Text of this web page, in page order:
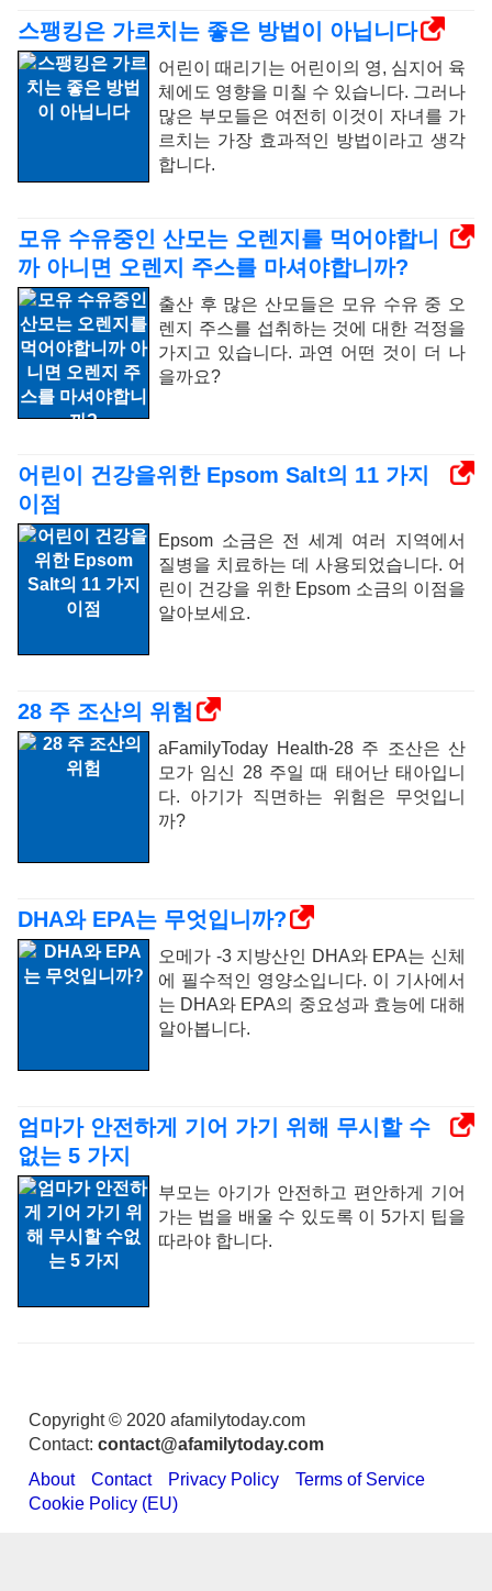
스팽킹은 가르치는 좋은 방법이 아닙니다
어린이 때리기는 어린이의 영, 심지어 육
체에도 영향을 미칠 수 있습니다. 그러나
많은 부모들은 여전히 ​​이것이 자녀를 가
르치는 가장 효과적인 방법이라고 생각
합니다.
모유 수유중인 산모는 오렌지를 먹어야합니
까 아니면 오렌지 주스를 마셔야합니까?
출산 후 많은 산모들은 모유 수유 중 오
렌지 주스를 섭취하는 것에 대한 걱정을
가지고 있습니다. 과연 어떤 것이 더 나
을까요?
어린이 건강을위한 Epsom Salt의 11 가지
이점
Epsom 소금은 전 세계 여러 지역에서
질병을 치료하는 데 사용되었습니다. 어
린이 건강을 위한 Epsom 소금의 이점을
알아보세요.
28 주 조산의 위험
aFamilyToday Health-28 주 조산은 산
모가 임신 28 주일 때 태어난 태아입니
다. 아기가 직면하는 위험은 무엇입니
까?
DHA와 EPA는 무엇입니까?
오메가 -3 지방산인 DHA와 EPA는 신체
에 필수적인 영양소입니다. 이 기사에서
는 DHA와 EPA의 중요성과 효능에 대해
알아봅니다.
엄마가 안전하게 기어 가기 위해 무시할 수
없는 5 가지
부모는 아기가 안전하고 편안하게 기어
가는 법을 배울 수 있도록 이 5가지 팁을
따라야 합니다.
Copyright © 2020 afamilytoday.com
Contact: contact@afamilytoday.com
About
Contact Privacy Policy
Terms of Service
Cookie Policy (EU)